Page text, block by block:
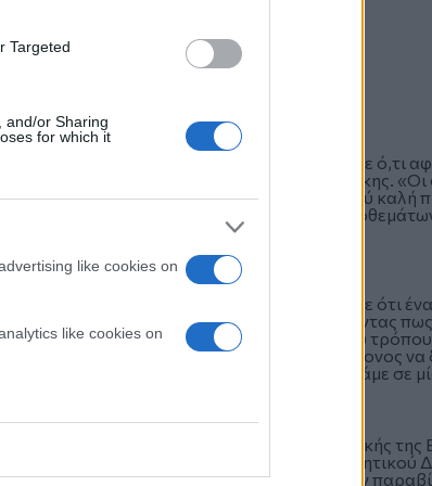
Targeted
and/or Sharing
for which it
like cookies on
like cookies on
είναι επίσης σε προχωρημένες συζητήσεις σε ό,τι
αποθεμάτων πετρελαίου έκτακτης ανάγκης. «Οι
από τους αρμόδιους της γείτονος μία πολύ καλή
του ανταλλάγματος για την τήρηση των
διέλευσης, ο προέδρος των ΕΛΠΕ ανέφερε ότι
της εταιρείας του αγωγού, επισημαίνοντας
και βρισκόμαστε στην αποδοχή ενός κοινού
Όσον αφορά και τη δυνατότητα της γείτονος να
είναι κι αυτό κάτι που δείχνει πως πάμε σε
της ΕΛΠΕΤ ΒΑΛΚΑΝΙΚΗ Α.Ε. (100% θυγατρικής
Μακεδονίας ενώπιον του Διεθνούς Διαιτητικού
(ICC) για την καταβολή αποζημίωσης για την